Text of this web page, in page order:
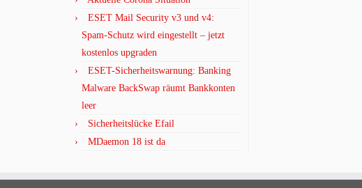
ESET Mail Security v3 und v4:
Spam-Schutz wird eingestellt – jetzt
kostenlos upgraden
ESET-Sicherheitswarnung: Banking
Malware BackSwap räumt Bankkonten
leer
Sicherheitslücke Efail
MDaemon 18 ist da